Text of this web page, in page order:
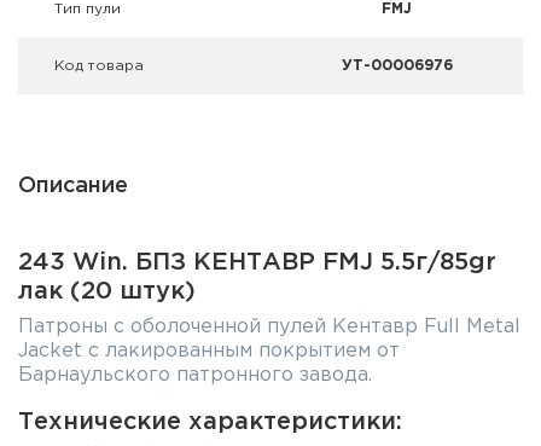
Тип пули FMJ
Код товара УТ-00006976
Описание
243 Win. БПЗ КЕНТАВР FMJ 5.5г/85gr
лак (20 штук)
Патроны с оболоченной пулей Кентавр Full Metal
Jacket с лакированным покрытием от
Барнаульского патронного завода.
Технические характеристики: